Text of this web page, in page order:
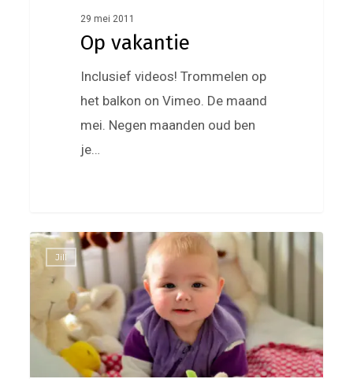
29 mei 2011
Op vakantie
Inclusief videos! Trommelen op
het balkon on Vimeo. De maand
mei. Negen maanden oud ben
je…
Paasfeest
Jill
0